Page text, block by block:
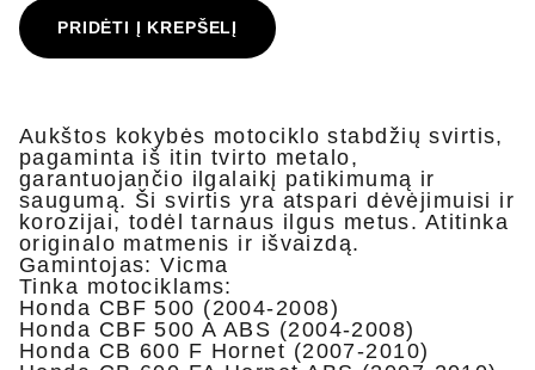
PRIDĖTI Į KREPŠELĮ
Aukštos kokybės motociklo stabdžių svirtis,
pagaminta iš itin tvirto metalo,
garantuojančio ilgalaikį patikimumą ir
saugumą. Ši svirtis yra atspari dėvėjimuisi ir
korozijai, todėl tarnaus ilgus metus. Atitinka
originalo matmenis ir išvaizdą.
Gamintojas: Vicma
Tinka motociklams:
Honda CBF 500 (2004-2008)
Honda CBF 500 A ABS (2004-2008)
Honda CB 600 F Hornet (2007-2010)